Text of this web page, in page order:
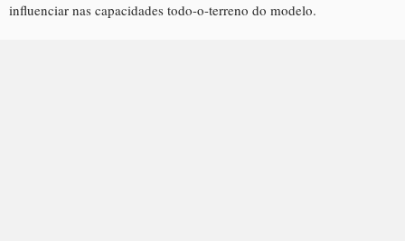
influenciar nas capacidades todo-o-terreno do modelo.